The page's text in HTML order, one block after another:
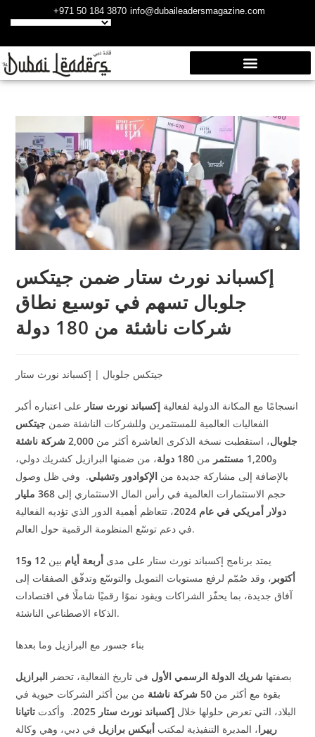
+971 50 184 3870 info@dubaileadersmagazine.com
إكسباند نورث ستار ضمن جيتكس
جلوبال تسهم في توسيع نطاق
شركات ناشئة من 180 دولة
جيتكس جلوبال | إكسباند نورث ستار
انسجامًا مع المكانة الدولية لفعالية إكسباند نورث ستار على اعتباره أكبر
الفعاليات العالمية للمستثمرين وللشركات الناشئة ضمن جيتكس
جلوبال، استقطبت نسخة الذكرى العاشرة أكثر من 2,000
شركة ناشئة
و1,200 مستثمر من 180 دولة، من ضمنها البرازيل كشريك دولي،
بالإضافة إلى مشاركة جديدة من الإكوادور وتشيلي. وفي ظل وصول
حجم الاستثمارات العالمية في رأس المال الاستثماري إلى 368مليار
دولار أمريكي في عام 2024
، تتعاظم أهمية الدور الذي تؤديه الفعالية
في دعم توسّع المنظومة الرقمية حول العالم.
يمتد برنامج إكسباند نورث ستار على مدى أربعة أيام بين 12
و15
أكتوبر ، وقد صُمّم لرفع مستويات التمويل والتوسّع وتدفّق الصفقات إلى
آفاق جديدة، بما يحفّز الشراكات ويقود نموًا رقميًا شاملًا في اقتصادات
الذكاء الاصطناعي الناشئة.
بناء جسور مع البرازيل وما بعدها
بصفتها شريك الدولة الرسمي الأول في تاريخ الفعالية، تحضر البرازيل
بقوة مع أكثر من 50شركة ناشئة من بين أكثر الشركات حيوية في
البلاد، التي تعرض حلولها خلال إكسباند نورث ستار 2025 . وأكدت تاتيانا
رييرا، المديرة التنفيذية لمكتب أبيكس برازيل في دبي، وهي وكالة